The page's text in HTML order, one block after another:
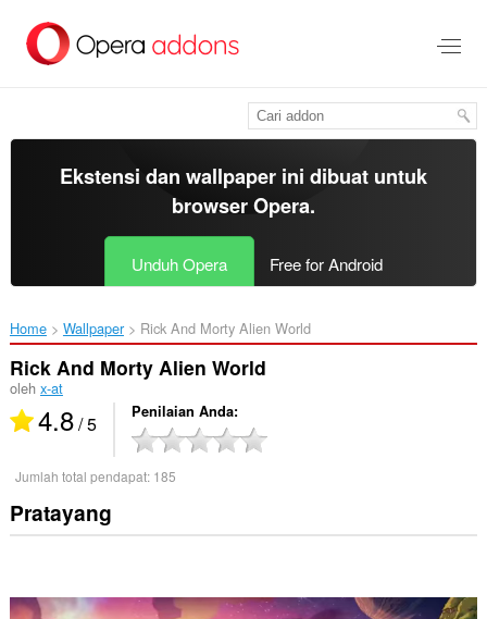
konten
Ekstensi dan wallpaper ini dibuat untuk
browser Opera.
Unduh Opera Free for Android
Home Wallpaper Rick And Morty Alien World‎
Rick And Morty Alien World
oleh x-at
4.8/ 5 Penilaian Anda
Jumlah total pendapat: 185
Pratayang